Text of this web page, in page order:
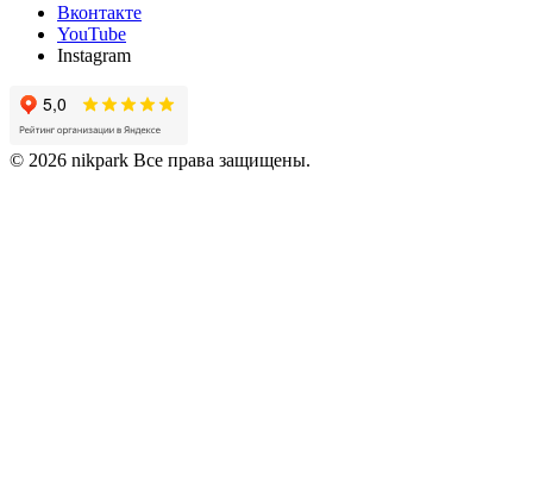
Вконтакте
YouTube
Instagram
© 2026 nikpark Все права защищены.